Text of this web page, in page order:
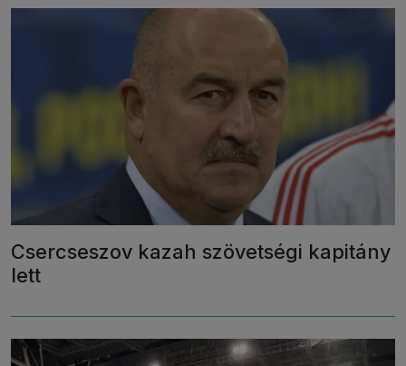
Csercseszov kazah szövetségi kapitány
lett